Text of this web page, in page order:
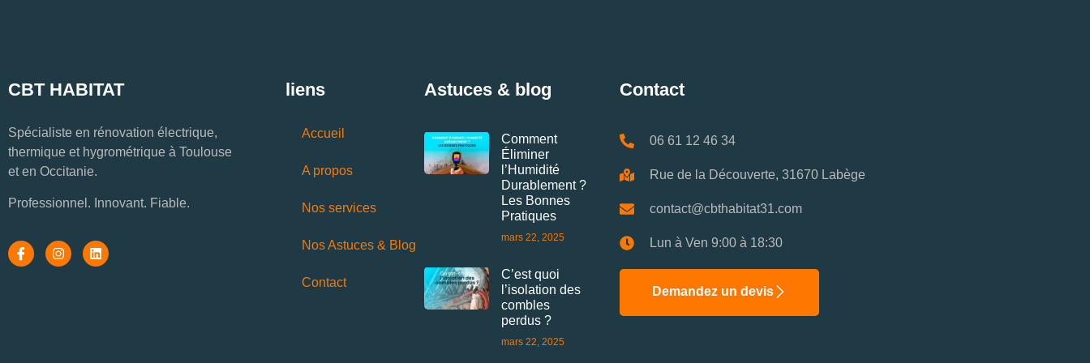
CBT HABITAT
Spécialiste en rénovation électrique,
thermique et hygrométrique à Toulouse
et en Occitanie.
Professionnel. Innovant. Fiable.
liens
Accueil
A propos
Nos services
Nos Astuces & Blog
Contact
Astuces & blog
Comment
Éliminer
l’Humidité
Durablement ?
Les Bonnes
Pratiques
mars 22, 2025
C’est quoi
l’isolation des
combles
perdus ?
mars 22, 2025
Contact
06 61 12 46 34
Rue de la Découverte, 31670 Labège
contact@cbthabitat31.com
Lun à Ven 9:00 à 18:30
Demandez un devis